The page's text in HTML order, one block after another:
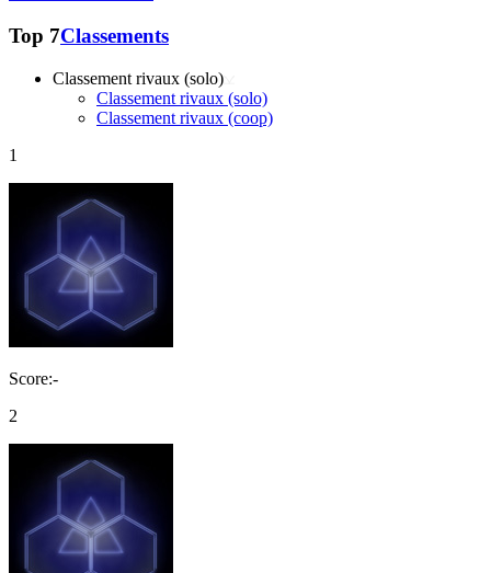
Top 7Classements
Classement rivaux (solo)
Classement rivaux (solo)
Classement rivaux (coop)
1
Score:-
2